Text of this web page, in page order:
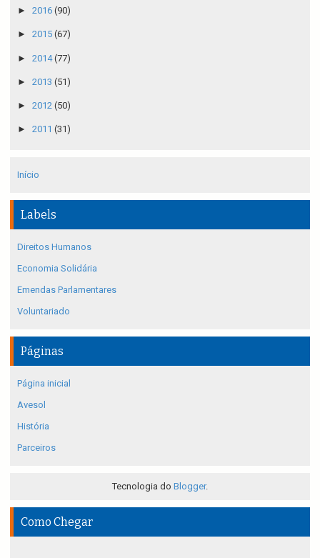
► 2016 (90)
► 2015 (67)
► 2014(77)
► 2013 (51)
► 2012 (50)
► 2011 (31)
Início
Labels
Direitos Humanos
Economia Solidária
Emendas Parlamentares
Voluntariado
Páginas
Página inicial
Avesol
História
Parceiros
Tecnologia do Blogger.
Como Chegar